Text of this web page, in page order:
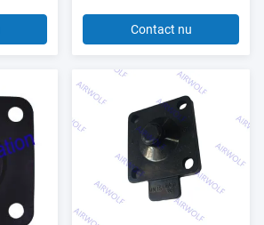
Contact nu